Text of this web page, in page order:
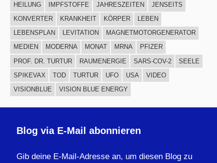
HEILUNG
IMPFSTOFFE JAHRESZEITEN
JENSEITS
KONVERTER
KRANKHEIT KÖRPER
LEBEN
LEBENSPLAN
LEVITATION
MAGNETMOTORGENERATOR
MEDIEN
MODERNA MONAT MRNA
PFIZER
PROF. DR. TURTUR
RAUMENERGIE SARS-COV-2
SEELE
SPIKEVAX
TOD TURTUR UFO USA
VIDEO
VISIONBLUE
VISION BLUE ENERGY
Blog via E-Mail abonnieren
Gib deine E-Mail-Adresse an, um diesen Blog zu